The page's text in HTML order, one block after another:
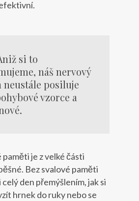
si to
náš nervový
neustále posiluje
vzorce a
je z velké části
Bez svalové paměti
den přemýšlením, jak si
hrnek do ruky nebo se